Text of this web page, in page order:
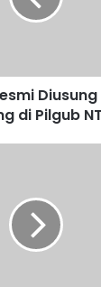
di Pilgub